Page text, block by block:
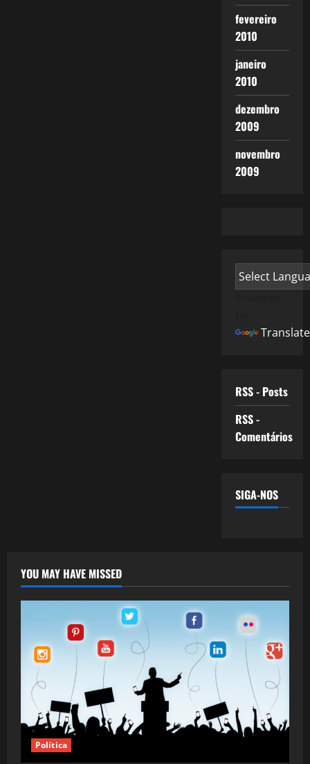
fevereiro
2010
janeiro
2010
dezembro
2009
novembro
2009
Translate
RSS - Posts
RSS -
Comentários
SIGA-NOS
YOU MAY HAVE MISSED
Política